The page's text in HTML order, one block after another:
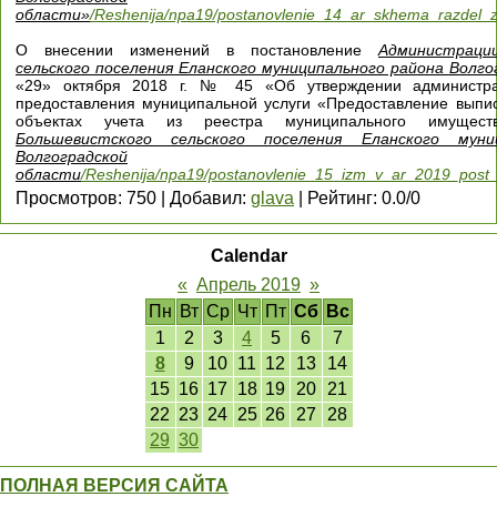
области»/Reshenija/npa19/
О внесении изменений в постановление
сельского поселения Еланского муниципального района
«29» октября 2018 г. № 45 «Об утверждении
предоставления муниципальной услуги «Предоставление
объектах учета из реестра муниципального
Большевистского сельского поселения Еланского
Волгоградской
области/Reshenija/npa19/
Просмотров: 750 Добавил: glava Рейтинг: 0.0/0
Calendar
« Апрель 2019 »
Пн Вт Ср Чт Пт Сб
Вс
1
2 3 4 5 6
7
8
9 10 11 12 13
14
15 16 17 18 19 20
21
22 23 24 25 26 27
28
29 30
ПОЛНАЯ ВЕРСИЯ САЙТА